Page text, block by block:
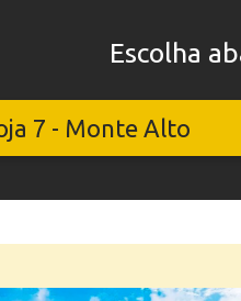
Escolha